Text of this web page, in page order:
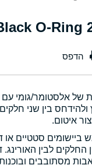
של אלסטומר/גומי
בין שני
איטום.
ביישומים סטטיים
החלקים לבין האורינג.
מסתובבים